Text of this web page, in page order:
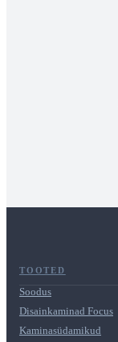
TOOTED
Soodus
Disainkaminad Focus
Kaminasüdamikud